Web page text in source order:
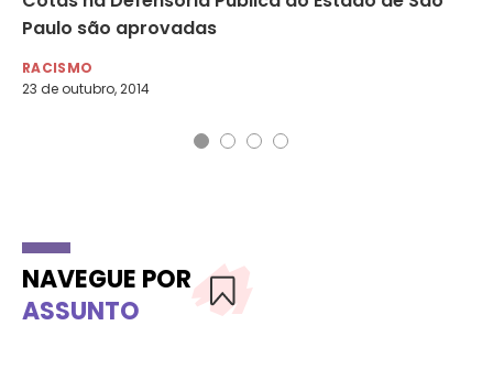
Paulo são aprovadas
RACISMO
23 de outubro, 2014
NAVEGUE POR
ASSUNTO